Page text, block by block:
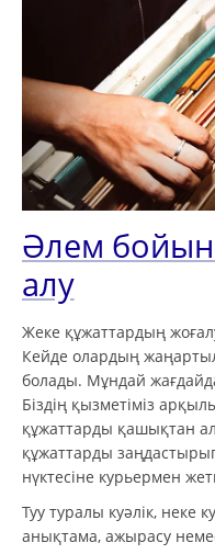
Әлем
алу
Жеке құжаттардың
Кейде олардың
болады. Мұндай
Біздің қызметіміз
құжаттарды қашықтан
құжаттарды
нүктесіне курьермен
Туу туралы куәлік, неке
анықтама, ажырасу